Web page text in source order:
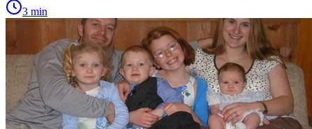
3 min